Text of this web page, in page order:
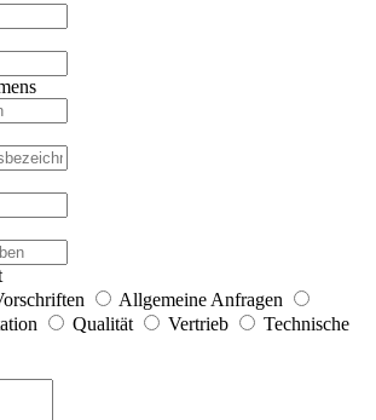
Allgemeine Anfragen
Qualität Vertrieb
Technische